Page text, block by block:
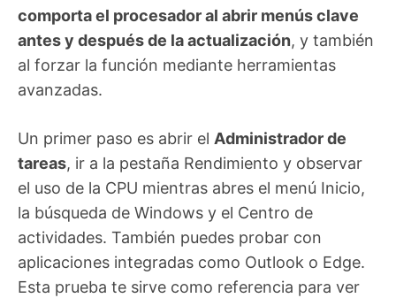
comporta el procesador al abrir menús clave
antes y después de la actualización, y también
al forzar la función mediante herramientas
avanzadas.
Un primer paso es abrir el Administrador de
tareas, ir a la pestaña Rendimiento y observar
el uso de la CPU mientras abres el menú Inicio,
la búsqueda de Windows y el Centro de
actividades. También puedes probar con
aplicaciones integradas como Outlook o Edge.
Esta prueba te sirve como referencia para ver